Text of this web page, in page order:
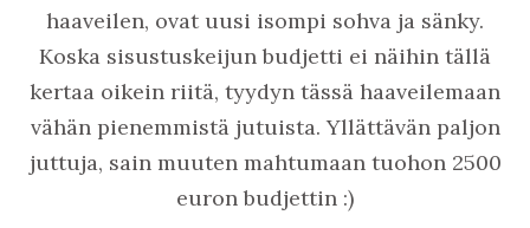
haaveilen, ovat uusi isompi sohva ja sänky.
Koska sisustuskeijun budjetti ei näihin tällä
kertaa oikein riitä, tyydyn tässä haaveilemaan
vähän pienemmistä jutuista. Yllättävän paljon
juttuja, sain muuten mahtumaan tuohon 2500
euron budjettin :)